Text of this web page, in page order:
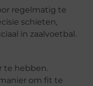
regelmatig te
schieten,
in zaalvoetbal.
te hebben.
om fit te